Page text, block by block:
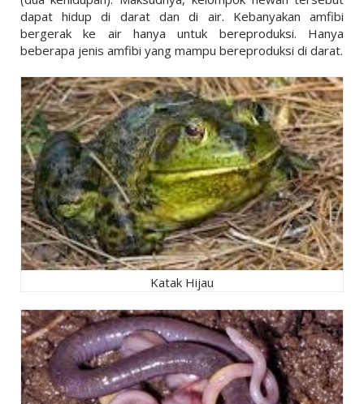
OLAHRAGA
SOSIAL
ISLAM
dapat hidup di darat dan di air. Kebanyakan amfibi
bergerak ke air hanya untuk bereproduksi. Hanya
beberapa jenis amfibi yang mampu bereproduksi di darat.
Katak Hijau